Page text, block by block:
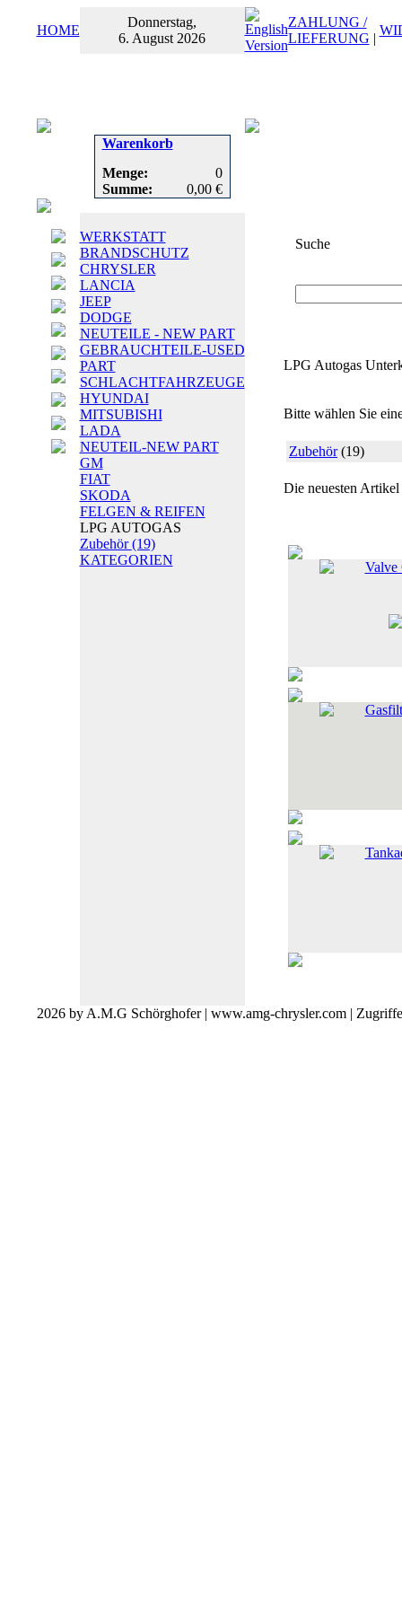
HOME
Donnerstag,
6. August 2026
ZAHLUNG /
LIEFERUNG |
Warenkorb
Menge:
0
Summe:
0,00 €
WERKSTATT
BRANDSCHUTZ
CHRYSLER
LANCIA
JEEP
DODGE
NEUTEILE - NEW PART
GEBRAUCHTEILE-USED
PART
SCHLACHTFAHRZEUGE
HYUNDAI
MITSUBISHI
LADA
NEUTEIL-NEW PART
GM
FIAT
SKODA
FELGEN & REIFEN
LPG AUTOGAS
Zubehör(19)
KATEGORIEN
Suche
LPG Autogas
Bitte wählen Sie
Zubehör (19)
Die neuesten
Valve
2026 by A.M.G Schörghofer | www.amg-chrysler.com |